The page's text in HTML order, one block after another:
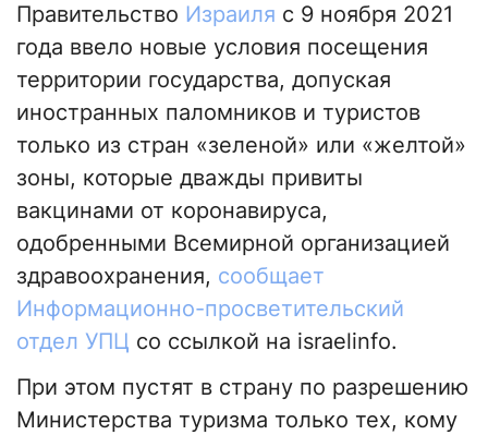
Правительство Израиля с 9 ноября 2021
года ввело новые условия посещения
территории государства, допуская
иностранных паломников и туристов
только из стран «зеленой» или «желтой»
зоны, которые дважды привиты
вакцинами от коронавируса,
одобренными Всемирной организацией
здравоохранения, сообщает
Информационно-просветительский
отдел УПЦ со ссылкой на israelinfo.
При этом пустят в страну по разрешению
Министерства туризма только тех, кому